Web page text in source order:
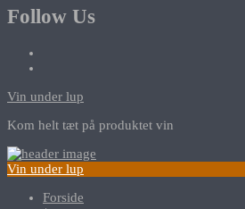
Follow Us
Vin under lup
Kom helt tæt på produktet vin
Vin under lup
Forside